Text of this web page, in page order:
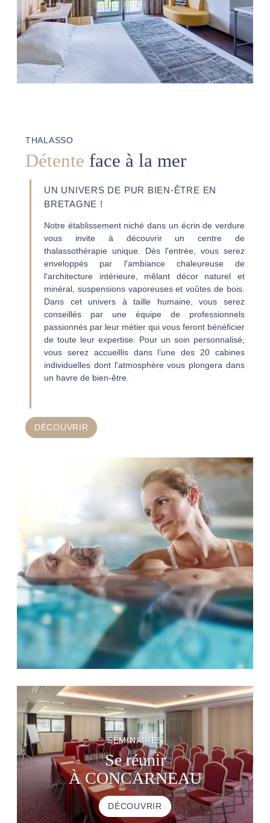
THALASSO
Détente face à la mer
UN UNIVERS DE PUR BIEN-ÊTRE EN
BRETAGNE !
Notre établissement niché dans un écrin de verdure
vous invite à découvrir un centre de
thalassothérapie unique. Dès l'entrée, vous serez
enveloppés par l'ambiance chaleureuse de
l'architecture intérieure, mêlant décor naturel et
minéral, suspensions vaporeuses et voûtes de bois.
Dans cet univers à taille humaine, vous serez
conseillés par une équipe de professionnels
passionnés par leur métier qui vous feront bénéficier
de toute leur expertise. Pour un soin personnalisé,
vous serez accueillis dans l’une des 20 cabines
individuelles dont l'atmosphère vous plongera dans
un havre de bien-être.
DÉCOUVRIR
SÉMINAIRES
Se réunir
À CONCARNEAU
DÉCOUVRIR